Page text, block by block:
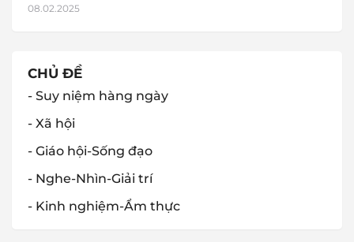
08.02.2025
CHỦ ĐỀ
- Suy niệm hàng ngày
- Xã hội
- Giáo hội-Sống đạo
- Nghe-Nhìn-Giải trí
- Kinh nghiệm-Ẩm thực